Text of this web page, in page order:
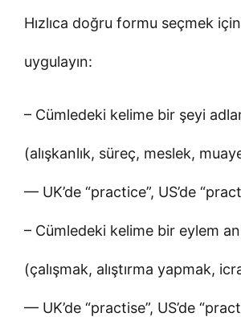
Hızlıca doğru formu seçmek için
uygulayın:
– Cümledeki kelime bir şeyi
(alışkanlık, süreç, meslek,
— UK’de “practice”, US’de
– Cümledeki kelime bir eylem
(çalışmak, alıştırma yapmak,
— UK’de “practise”, US’de